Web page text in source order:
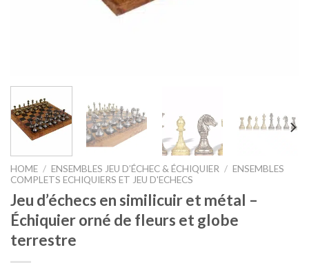
HOME / ENSEMBLES JEU D’ÉCHEC & ÉCHIQUIER / ENSEMBLES
COMPLETS ECHIQUIERS ET JEU D'ECHECS
Jeu d’échecs en similicuir et métal –
Échiquier orné de fleurs et globe
terrestre